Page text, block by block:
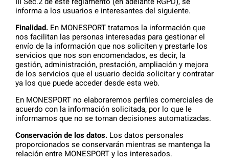
informa a los usuarios e interesantes del siguiente.
Finalidad. En MONESPORT tratamos la información que
nos facilitan las personas interesadas para gestionar el
envío de la información que nos soliciten y prestarle los
servicios que nos son encomendados, es decir, la
gestión, administración, prestación, ampliación y mejora
de los servicios que el usuario decida solicitar y contratar
ya los que puede acceder desde esta web.
En MONESPORT no elaboraremos perfiles comerciales de
acuerdo con la información solicitada, por lo que le
informamos que no se toman decisiones automatizadas.
Conservación de los datos. Los datos personales
proporcionados se conservarán mientras se mantenga la
relación entre MONESPORT y los interesados.